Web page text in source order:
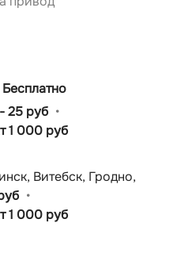
Бесплатно
25 руб
1 000 руб
Витебск, Гродно,
1 000 руб